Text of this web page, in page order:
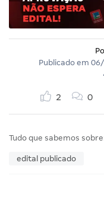
Publicado em
2 0
Tudo que sabemos
edital publicado